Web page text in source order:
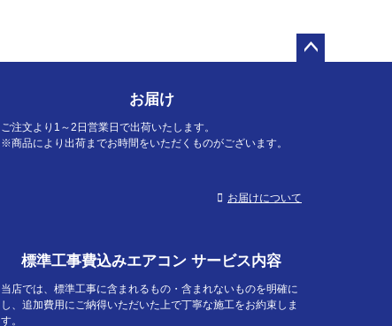
お届け
ご注文より1～2日営業日で出荷いたします。
※商品により出荷までお時間をいただくものがございます。
お届けについて
標準工事費込みエアコン サービス内容
当店では、標準工事に含まれるもの・含まれないものを明確に
し、追加費用にご納得いただいた上で丁寧な施工をお約束しま
す。